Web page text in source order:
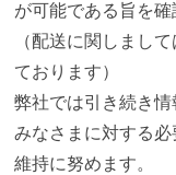
が可能である旨を確
（配送に関しまし
ております）
弊社では引き続き
みなさまに対する
維持に努めます。